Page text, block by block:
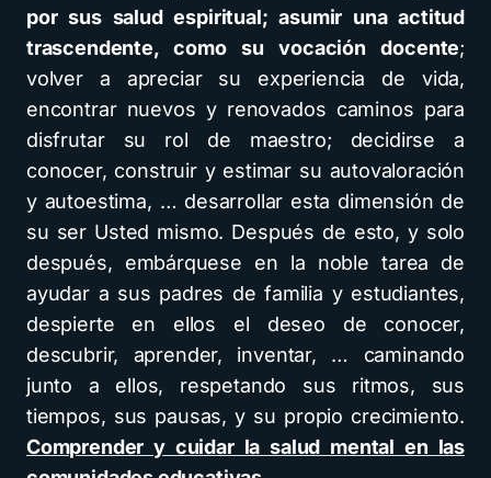
por sus salud espiritual; asumir una actitud
trascendente, como su vocación docente;
volver a apreciar su experiencia de vida,
encontrar nuevos y renovados caminos para
disfrutar su rol de maestro; decidirse a
conocer, construir y estimar su autovaloración
y autoestima, … desarrollar esta dimensión de
su ser Usted mismo. Después de esto, y solo
después, embárquese en la noble tarea de
ayudar a sus padres de familia y estudiantes,
despierte en ellos el deseo de conocer,
descubrir, aprender, inventar, … caminando
junto a ellos, respetando sus ritmos, sus
tiempos, sus pausas, y su propio crecimiento.
Comprender y cuidar la salud mental en las